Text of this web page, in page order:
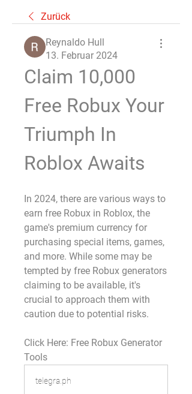
Zurück
Reynaldo Hull
13. Februar 2024
Claim 10,000
Free Robux Your
Triumph In
Roblox Awaits
In 2024, there are various ways to
earn free Robux in Roblox, the
game's premium currency for
purchasing special items, games,
and more. While some may be
tempted by free Robux generators
claiming to be available, it's
crucial to approach them with
caution due to potential risks.
Click Here: Free Robux Generator
Tools
telegra.ph